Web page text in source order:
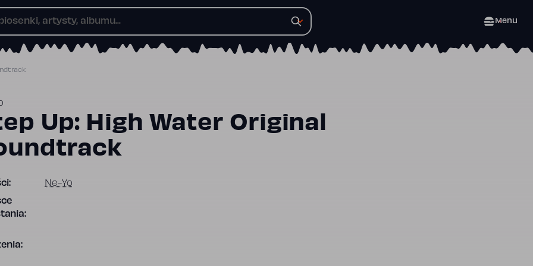
Menu
Up: High Water Original
Ne-Yo